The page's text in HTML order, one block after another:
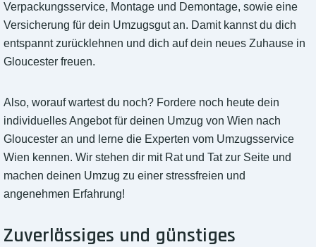
Verpackungsservice, Montage und Demontage, sowie eine
Versicherung für dein Umzugsgut an. Damit kannst du dich
entspannt zurücklehnen und dich auf dein neues Zuhause in
Gloucester freuen.
Also, worauf wartest du noch? Fordere noch heute dein
individuelles Angebot für deinen Umzug von Wien nach
Gloucester an und lerne die Experten vom Umzugsservice
Wien kennen. Wir stehen dir mit Rat und Tat zur Seite und
machen deinen Umzug zu einer stressfreien und
angenehmen Erfahrung!
Zuverlässiges und günstiges